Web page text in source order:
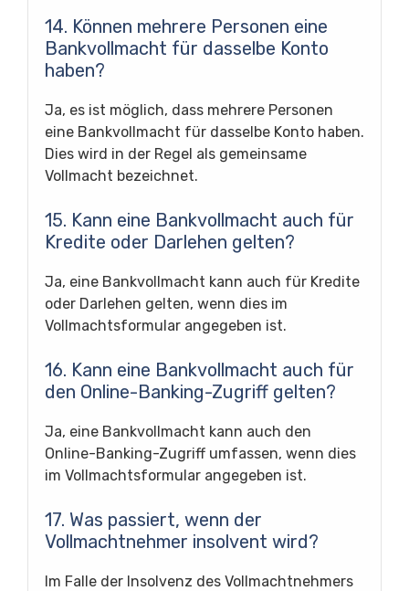
14. Können mehrere Personen eine
Bankvollmacht für dasselbe Konto
haben?
Ja, es ist möglich, dass mehrere Personen
eine Bankvollmacht für dasselbe Konto haben.
Dies wird in der Regel als gemeinsame
Vollmacht bezeichnet.
15. Kann eine Bankvollmacht auch für
Kredite oder Darlehen gelten?
Ja, eine Bankvollmacht kann auch für Kredite
oder Darlehen gelten, wenn dies im
Vollmachtsformular angegeben ist.
16. Kann eine Bankvollmacht auch für
den Online-Banking-Zugriff gelten?
Ja, eine Bankvollmacht kann auch den
Online-Banking-Zugriff umfassen, wenn dies
im Vollmachtsformular angegeben ist.
17. Was passiert, wenn der
Vollmachtnehmer insolvent wird?
Im Falle der Insolvenz des Vollmachtnehmers